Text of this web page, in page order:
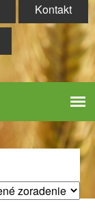
Kontakt